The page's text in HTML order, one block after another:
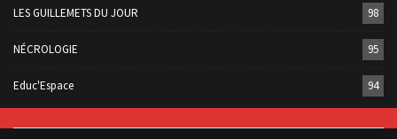
LES GUILLEMETS DU JOUR 98
NÉCROLOGIE 95
Educ'Espace 94